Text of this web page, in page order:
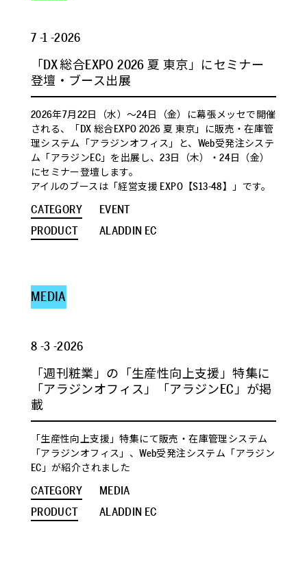
7 -1 -2026
「DX 総合EXPO 2026 夏 東京」にセミナー
登壇・ブース出展
2026年7月22日（水）～24日（金）に幕張メッセで開催
される、「DX 総合EXPO 2026 夏 東京」に販売・在庫管
理システム「アラジンオフィス」と、Web受発注システ
ム「アラジンEC」を出展し、23日（木）・24日（金）
にセミナー登壇します。
アイルのブースは「経営支援 EXPO【S13-48】」です。
CATEGORY
EVENT
PRODUCT
ALADDIN EC
MEDIA
8 -3 -2026
「週刊粧業」の「生産性向上支援」特集に
「アラジンオフィス」「アラジンEC」が掲
載
「生産性向上支援」特集にて販売・在庫管理システム
「アラジンオフィス」、Web受発注システム「アラジン
EC」が紹介されました
CATEGORY
MEDIA
PRODUCT
ALADDIN EC